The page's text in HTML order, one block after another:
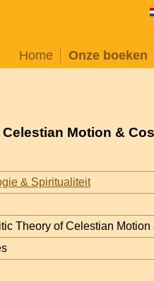
Home Onze boeken
Motion &
& Spiritualiteit
Theory of Celestian